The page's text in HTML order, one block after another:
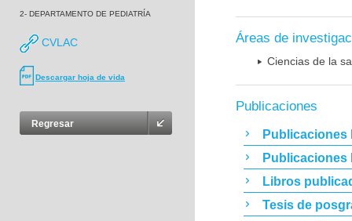
2- DEPARTAMENTO DE PEDIATRÍA
CVLAC
Descargar hoja de vida
Regresar
Áreas de
Ciencias de la
Publicaciones
Publicaciones
Publicaciones
Libros
Tesis de